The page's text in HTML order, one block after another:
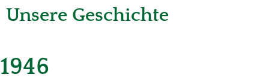
Unsere Geschichte
1946